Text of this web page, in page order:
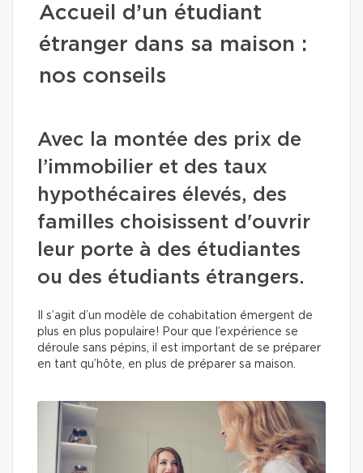
Accueil d’un étudiant
étranger dans sa maison :
nos conseils
Avec la montée des prix de
l’immobilier et des taux
hypothécaires élevés, des
familles choisissent d'ouvrir
leur porte à des étudiantes
ou des étudiants étrangers.
Il s’agit d’un modèle de cohabitation émergent de
plus en plus populaire! Pour que l’expérience se
déroule sans pépins, il est important de se préparer
en tant qu’hôte, en plus de préparer sa maison.